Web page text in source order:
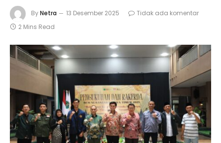
ByNetra 13 Desember 2025
Tidak ada komentar
2 Mins Read